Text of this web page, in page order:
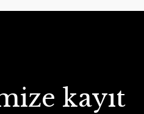
kayıt